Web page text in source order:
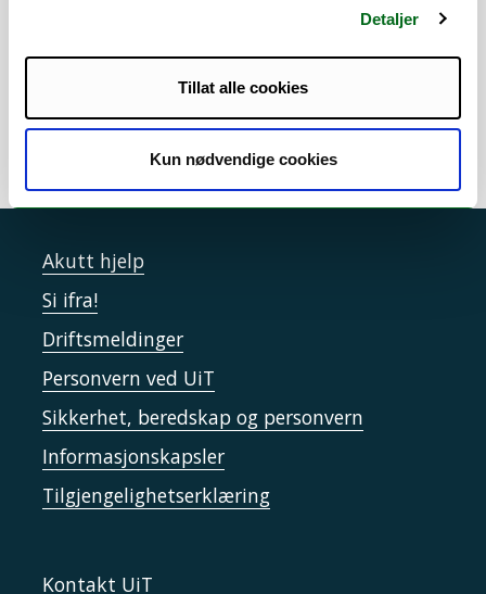
Detaljer
Tillat alle cookies
Kun nødvendige cookies
Hierarchy-informed classification
Akutt hjelp
Si ifra!
Driftsmeldinger
Personvern ved UiT
Sikkerhet, beredskap og personvern
Informasjonskapsler
Tilgjengelighetserklæring
Kontakt UiT